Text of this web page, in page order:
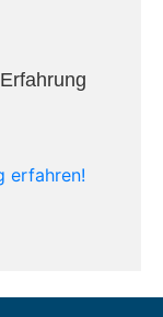
Erfahrung​
erfahren!